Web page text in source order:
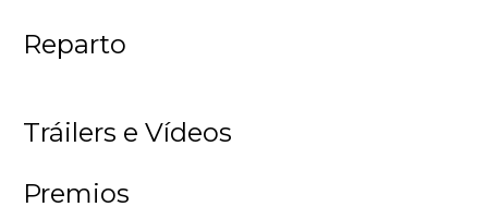
Reparto
Tráilers e Vídeos
Premios